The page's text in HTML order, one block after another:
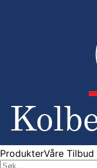
ProdukterVåre Tilbud